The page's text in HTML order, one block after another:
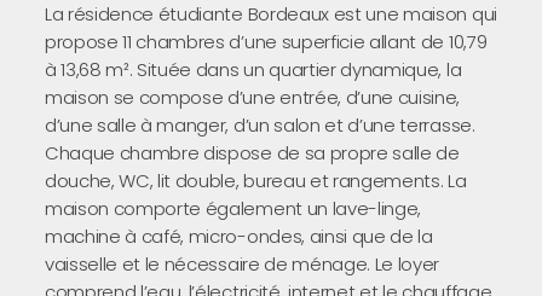
La résidence étudiante Bordeaux est une maison qui
propose 11 chambres d’une superficie allant de 10,79
à 13,68 m². Située dans un quartier dynamique, la
maison se compose d’une entrée, d’une cuisine,
d’une salle à manger, d’un salon et d’une terrasse.
Chaque chambre dispose de sa propre salle de
douche, WC, lit double, bureau et rangements. La
maison comporte également un lave-linge,
machine à café, micro-ondes, ainsi que de la
vaisselle et le nécessaire de ménage. Le loyer